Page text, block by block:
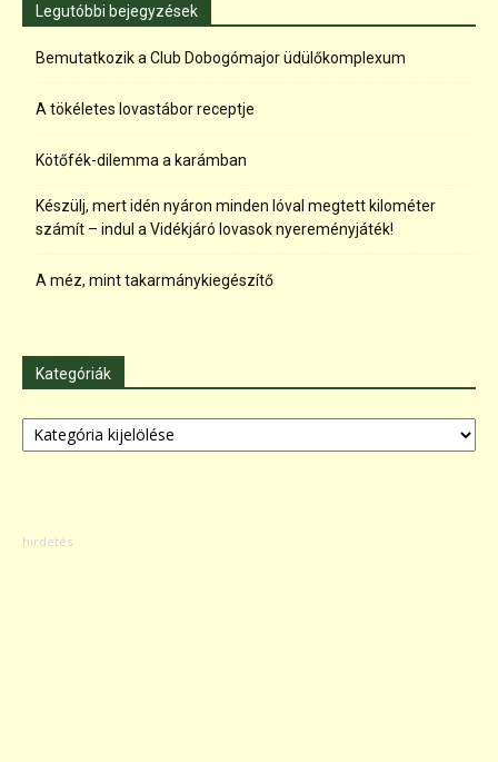
Legutóbbi bejegyzések
Bemutatkozik a Club Dobogómajor üdülőkomplexum
A tökéletes lovastábor receptje
Kötőfék-dilemma a karámban
Készülj, mert idén nyáron minden lóval megtett kilométer
számít – indul a Vidékjáró lovasok nyereményjáték!
A méz, mint takarmánykiegészítő
Kategóriák
Kategóriák